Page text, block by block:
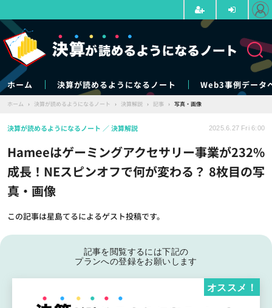
ホーム 決算が読めるようになるノート Web3事例データ
ホーム › 決算が読めるようになるノート › 決算解説 › 記事 › 写真・画像
Hameeはゲーミングアクセサリー事業が232%
成長！NEスピンオフで何が変わる？ 8枚目の写
真・画像
この記事は星島てるによるゲスト投稿です。
決算が読めるようになるノート 決算解説 2025.6.27 Fri 6:00
記事を閲覧するには下記の
プランへの登録をお願いします
オススメ！